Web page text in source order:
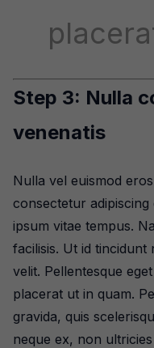
Step 3: Nulla
venenatis
Nulla vel euismod
consectetur adipiscing
ipsum vitae tempus.
facilisis. Ut id tincidunt
velit. Pellentesque
placerat ut in quam.
gravida, quis
neque ex, non